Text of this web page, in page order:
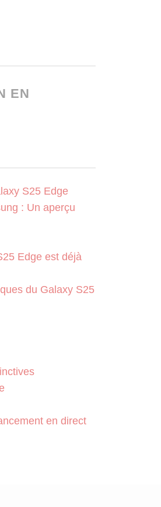
EN
S25 Edge
: Un aperçu
Edge est déjà
du Galaxy S25
en direct